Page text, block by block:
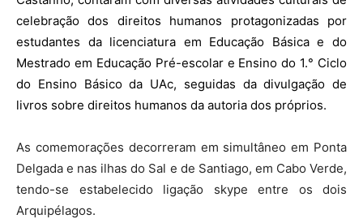
celebração dos direitos humanos protagonizadas por
estudantes da licenciatura em Educação Básica e do
Mestrado em Educação Pré-escolar e Ensino do 1.° Ciclo
do Ensino Básico da UAc, seguidas da divulgação de
livros sobre direitos humanos da autoria dos próprios.
As comemorações decorreram em simultâneo em Ponta
Delgada e nas ilhas do Sal e de Santiago, em Cabo Verde,
tendo-se estabelecido ligação skype entre os dois
Arquipélagos.